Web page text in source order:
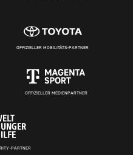
OFFIZIELLER MOBILITÄTS-PARTNER
OFFIZIELLER MEDIENPARTNER
PARTNER